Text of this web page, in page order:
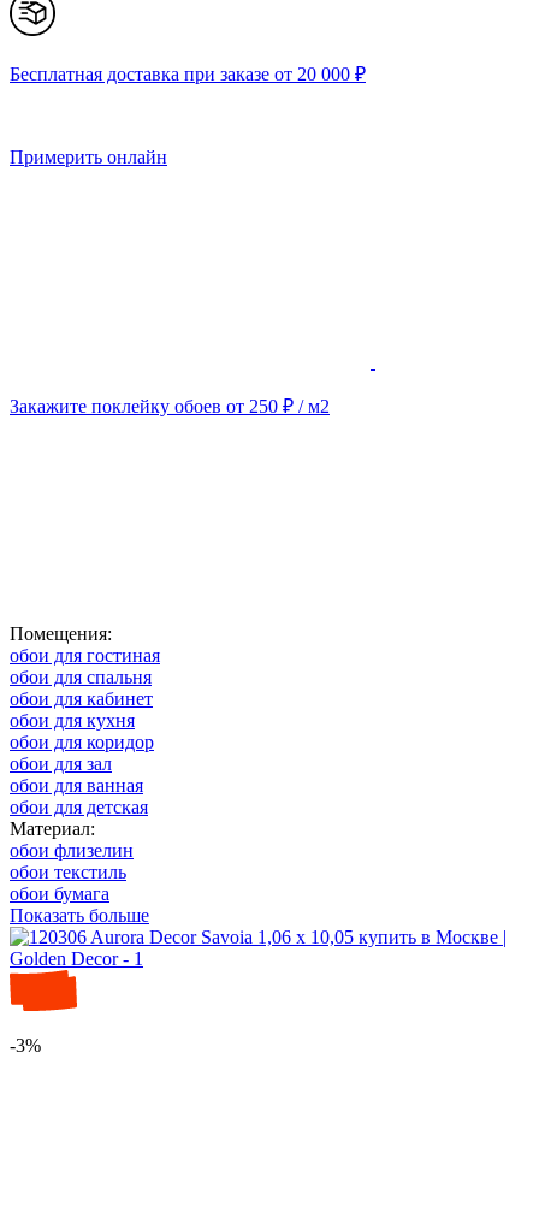
Бесплатная доставка при заказе от 20 000 ₽
Примерить онлайн
Закажите поклейку обоев от 250 ₽ / м2
Помещения:
обои для гостиная
обои для спальня
обои для кабинет
обои для кухня
обои для коридор
обои для зал
обои для ванная
обои для детская
Материал:
обои флизелин
обои текстиль
обои бумага
Показать больше
-3%